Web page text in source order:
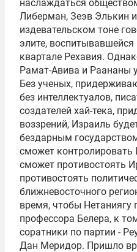
наслаждаться
Либерман, Зеэв Элькин
издевательском тоне
элите,
квартале Рехавия.
Рамат-Авива и Раананы
Без ученых,
без интеллектуалов,
создателей хай-тека,
воззрений, Израиль
бездарным
сможет
сможет противостоять
противостоять
ближневосточного
время, чтобы Нетаниягу
профессора Белера, к
соратники по партии -
Дан Меридор. Пришло